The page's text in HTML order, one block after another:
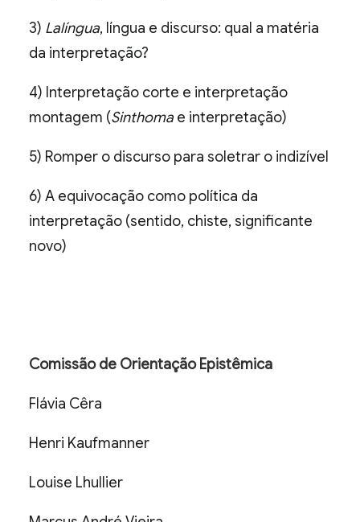
3) Lalíngua, língua e discurso: qual a matéria
da interpretação?
4) Interpretação corte e interpretação
montagem (Sinthomae interpretação)
5) Romper o discurso para soletrar o indizível
6) A equivocação como política da
interpretação (sentido, chiste, significante
novo)
Comissão de Orientação Epistêmica
Flávia Cêra
Henri Kaufmanner
Louise Lhullier